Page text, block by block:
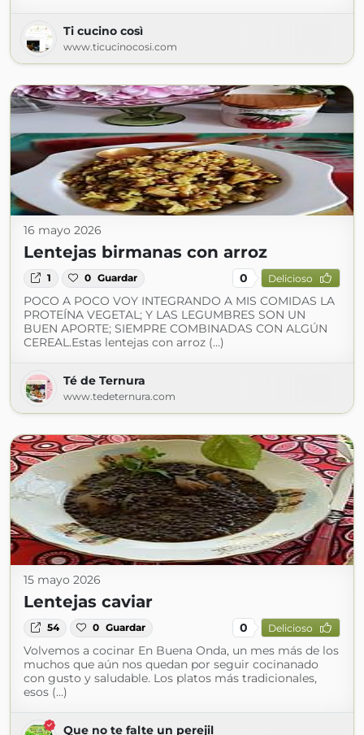
Ti cucino così
www.ticucinocosi.com
16 mayo 2026
Lentejas birmanas con arroz
1 0 Guardar 0 Delicioso
POCO A POCO VOY INTEGRANDO A MIS COMIDAS LA
PROTEÍNA VEGETAL; Y LAS LEGUMBRES SON UN
BUEN APORTE; SIEMPRE COMBINADAS CON ALGÚN
CEREAL.Estas lentejas con arroz (...)
Té de Ternura
www.tedeternura.com
15 mayo 2026
Lentejas caviar
54 0 Guardar 0 Delicioso
Volvemos a cocinar En Buena Onda, un mes más de los
muchos que aún nos quedan por seguir cocinanado
con gusto y saludable. Los platos más tradicionales,
esos (...)
Que no te falte un perejil